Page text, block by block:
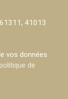
41013
vos données
de